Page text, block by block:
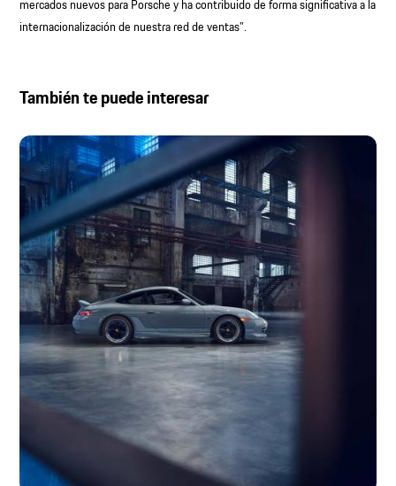
mercados nuevos para Porsche y ha contribuido de forma significativa a la
internacionalización de nuestra red de ventas”.
También te puede interesar